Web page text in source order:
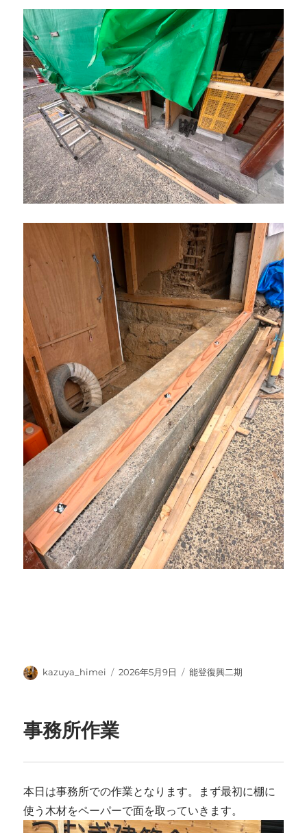
投
kazuya_himei
投
2026年5月9日
カ
能登復興二期
事務所作業
本日は事務所での作業となります。まず最初に棚に
使う木材をペーパーで面を取っていきます。